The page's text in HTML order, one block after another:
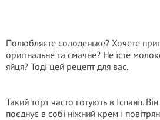
Полюбляєте солоденьке? Хочете
оригінальне та смачне? Не їсте
яйця? Тоді цей рецепт для вас.
Такий торт часто готують в Іспанії.
поєднує в собі ніжний крем і